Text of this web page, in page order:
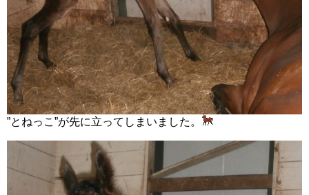
”とねっこ”が先に立ってしまいました。